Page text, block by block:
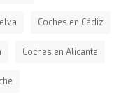
Coches en Cádiz
Coches en Alicante